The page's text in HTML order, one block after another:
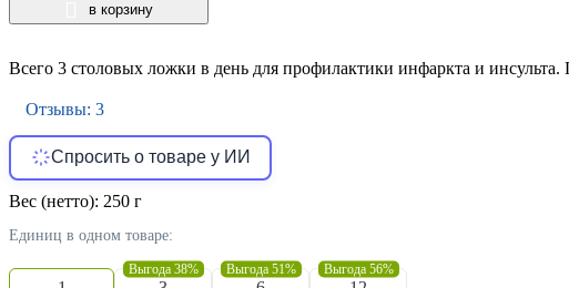
в корзину
Всего 3 столовых ложки в день для профилактики инфаркта и инсульта.
Отзывы: 3
Спросить о товаре у ИИ
Вес (нетто): 250 г
Единиц в одном товаре:
Выгода 38% Выгода 51% Выгода 56%